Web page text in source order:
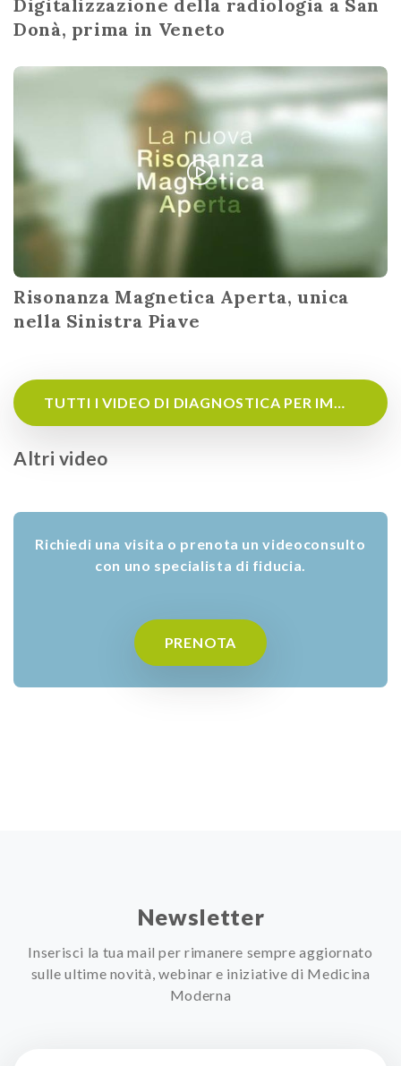
Digitalizzazione della radiologia a San
Donà, prima in Veneto
Risonanza Magnetica Aperta, unica
nella Sinistra Piave
TUTTI I VIDEO DI DIAGNOSTICA PER IMMAGINI
Altri video
Richiedi una visita o prenota un videoconsulto
con uno specialista di fiducia.
PRENOTA
Newsletter
Inserisci la tua mail per rimanere sempre aggiornato
sulle ultime novità, webinar e iniziative di Medicina
Moderna